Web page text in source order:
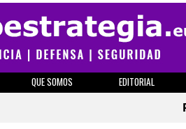
QUE SOMOS EDITORIAL